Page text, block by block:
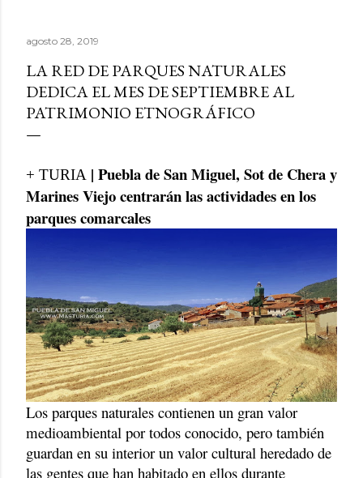
agosto 28, 2019
LA RED DE PARQUES NATURALES
DEDICA EL MES DE SEPTIEMBRE AL
PATRIMONIO ETNOGRÁFICO
+ TURIA | Puebla de San Miguel, Sot de Chera y
Marines Viejo centrarán las actividades en los
parques comarcales
Los parques naturales contienen un gran valor
medioambiental por todos conocido, pero también
guardan en su interior un valor cultural heredado de
las gentes que han habitado en ellos durante